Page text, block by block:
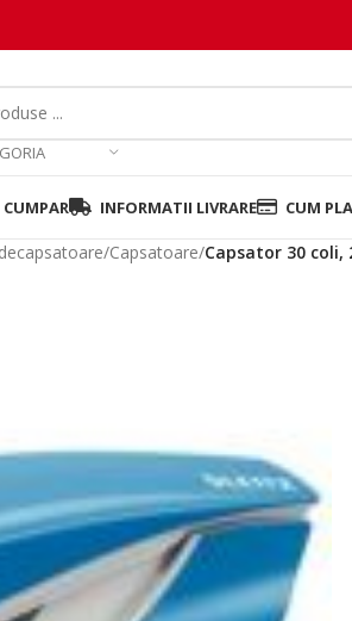
INFORMATII LIVRARE CUM
/Capsatoare/Capsator 30 coli,